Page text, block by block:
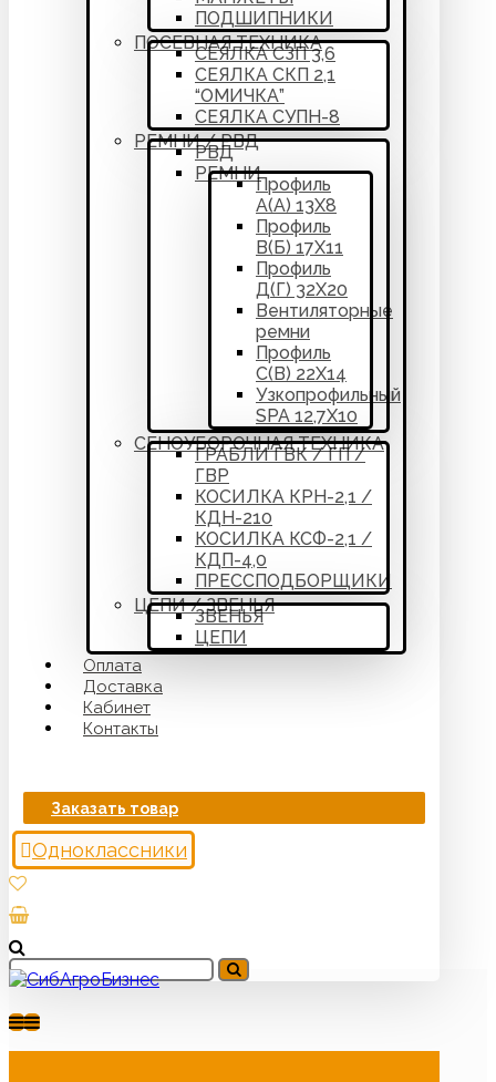
ПОДШИПНИКИ
ПОСЕВНАЯ ТЕХНИКА
СЕЯЛКА СЗП 3,6
СЕЯЛКА СКП 2,1
“ОМИЧКА”
СЕЯЛКА СУПН-8
РЕМНИ / РВД
РВД
РЕМНИ
Профиль
А(А) 13Х8
Профиль
В(Б) 17Х11
Профиль
Д(Г) 32Х20
Вентиляторные
ремни
Профиль
С(В) 22Х14
Узкопрофильный
SPA 12,7Х10
СЕНОУБОРОЧНАЯ ТЕХНИКА
ГРАБЛИ ГВК / ГП /
ГВР
КОСИЛКА КРН-2,1 /
КДН-210
КОСИЛКА КСФ-2,1 /
КДП-4,0
ПРЕССПОДБОРЩИКИ
ЦЕПИ / ЗВЕНЬЯ
ЗВЕНЬЯ
ЦЕПИ
Оплата
Доставка
Кабинет
Контакты
Заказать товар
Одноклассники